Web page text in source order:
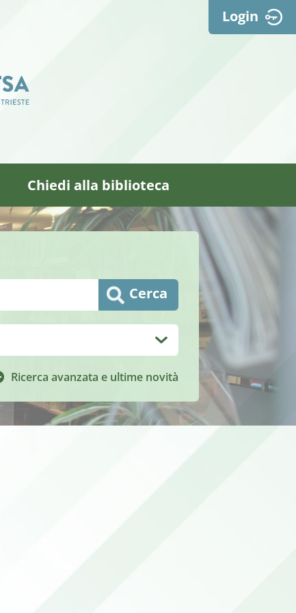
Login
Chiedi alla biblioteca
Cerca
Ricerca avanzata e ultime novità